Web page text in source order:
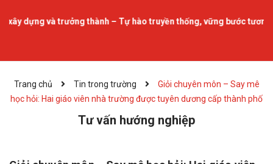
và trưởng thành – Tự hào truyền thống, vững bước tương lai.
Trang chủ Tin trong trường
Giỏi chuyên môn – Say mê
học hỏi: Hai giáo viên nhà trường được tuyên dương cấp thành phố
Tư vấn hướng nghiệp